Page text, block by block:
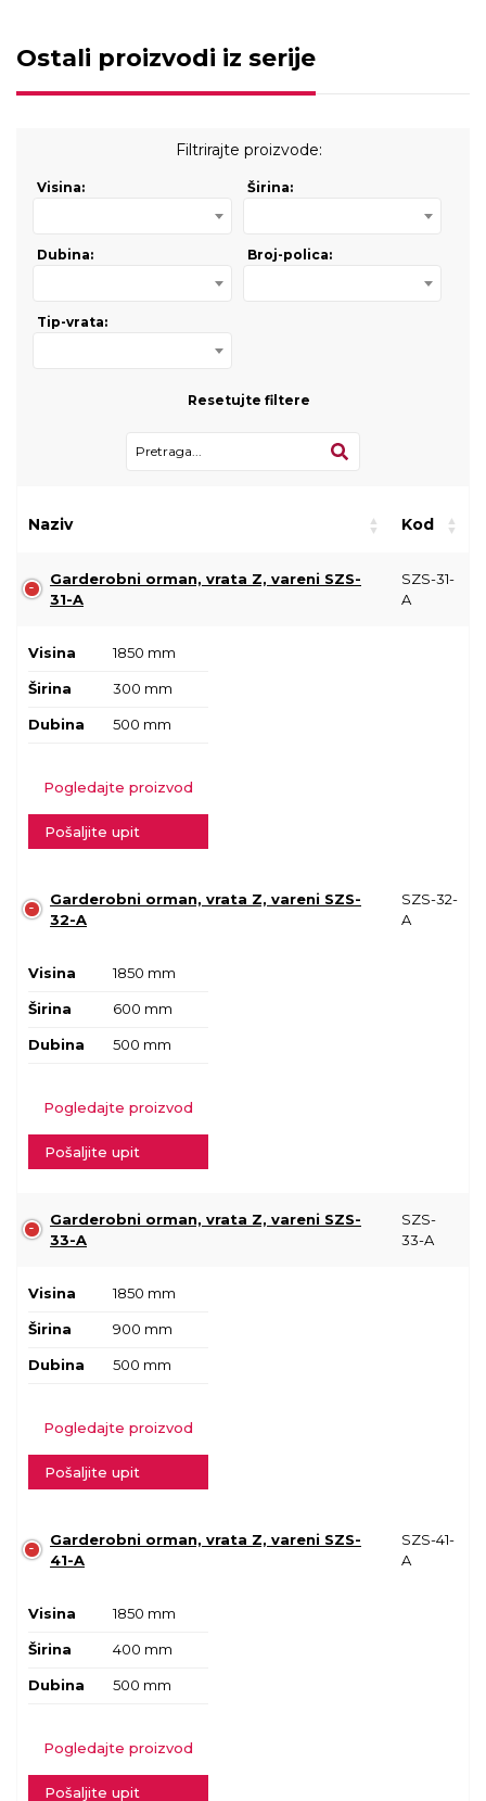
Ostali proizvodi iz serije
Filtrirajte proizvode:
Visina: Širina:
Dubina: Broj-polica:
Tip-vrata:
Resetujte filtere
Naziv Kod
Garderobni orman, vrata Z, vareni SZS-
31-A
SZS-31-
A
Visina 1850 mm
Širina 300 mm
Dubina 500 mm
Pogledajte proizvod
Pošaljite upit
Garderobni orman, vrata Z, vareni SZS-
32-A
SZS-32-
A
Visina 1850 mm
Širina 600 mm
Dubina 500 mm
Pogledajte proizvod
Pošaljite upit
Garderobni orman, vrata Z, vareni SZS-
33-A
SZS-
33-A
Visina 1850 mm
Širina 900 mm
Dubina 500 mm
Pogledajte proizvod
Pošaljite upit
Garderobni orman, vrata Z, vareni SZS-
41-A
SZS-41-
A
Visina 1850 mm
Širina 400 mm
Dubina 500 mm
Pogledajte proizvod
Pošaljite upit